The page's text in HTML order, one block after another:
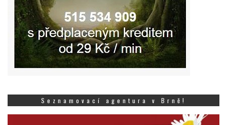
Seznamovací agentura v Brně!